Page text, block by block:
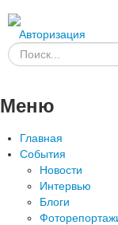
Авторизация
Меню
Главная
События
Новости
Интервью
Блоги